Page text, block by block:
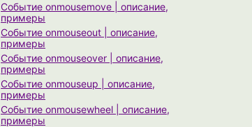
Событие onmousemove | описание,
примеры
Событие onmouseout | описание,
примеры
Событие onmouseover | описание,
примеры
Событие onmouseup | описание,
примеры
Событие onmousewheel | описание,
примеры